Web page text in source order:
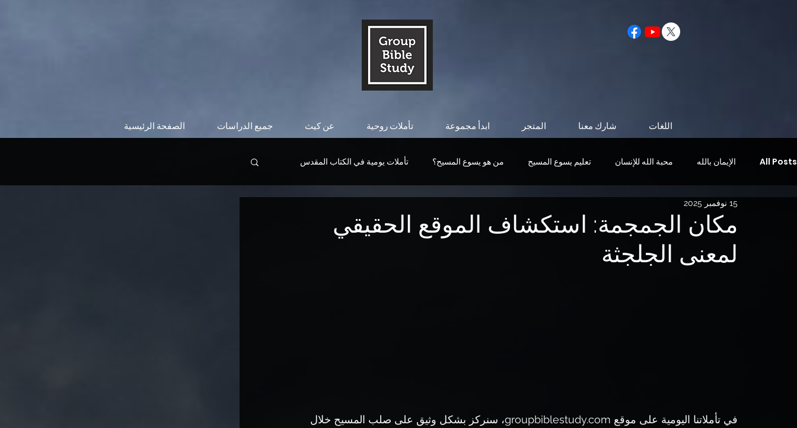
الصفحة الرئيسية جميع الدراسات عن كيث تأملات روحية ابدأ مجموعة المتجر شارك معنا اللغات
All Posts الإيمان بالله محبة الله للإنسان تعليم يسوع المسيح من هو يسوع المسيح؟ تأملات يومية في الكتاب المقدس
الحياة بعد الموت شخصية تشبه المسيح
الروح القدس
مكان الجمجمة: استكشاف الموقع الحقيقي
لمعنى الجلجثة
15 نوفمبر 2025
في تأملاتنا اليومية على موقع groupbiblestudy.com، سنركز بشكل وثيق على صلب المسيح خلال